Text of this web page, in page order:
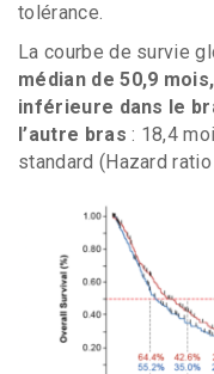
tolérance.
La courbe de survie
médian de 50,9
inférieure dans le
l’autre bras: 18,4
standard (Hazard